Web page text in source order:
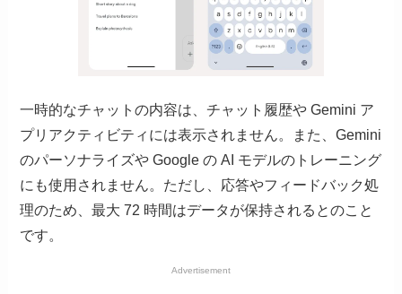
一時的なチャットの内容は、チャット履歴や Gemini ア
プリアクティビティには表示されません。また、Gemini
のパーソナライズや Google の AI モデルのトレーニング
にも使用されません。ただし、応答やフィードバック処
理のため、最大 72 時間はデータが保持されるとのこと
です。
Advertisement